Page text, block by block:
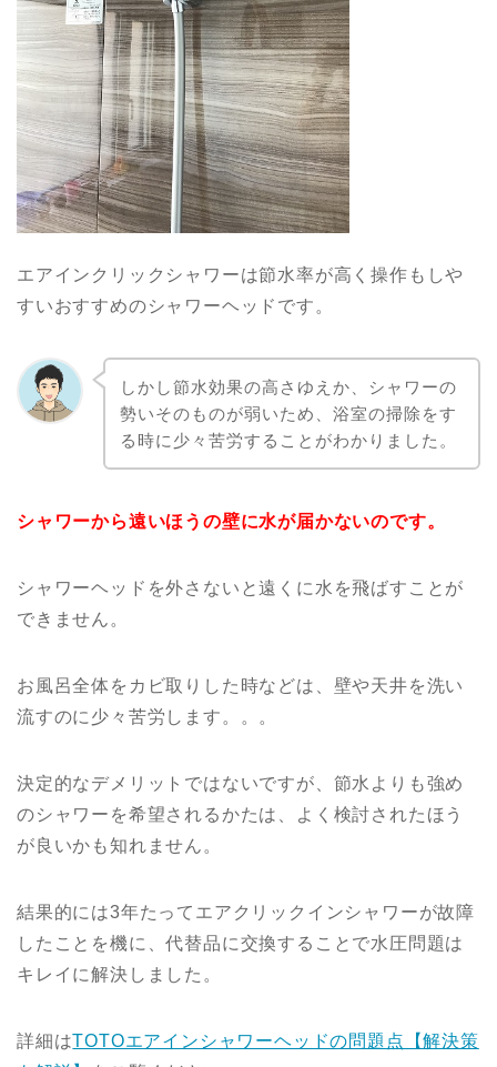
エアインクリックシャワーは節水率が高く操作もしや
すいおすすめのシャワーヘッドです。
しかし節水効果の高さゆえか、シャワーの
勢いそのものが弱いため、浴室の掃除をす
る時に少々苦労することがわかりました。
シャワーから遠いほうの壁に水が届かないのです。
シャワーヘッドを外さないと遠くに水を飛ばすことが
できません。
お風呂全体をカビ取りした時などは、壁や天井を洗い
流すのに少々苦労します。。。
決定的なデメリットではないですが、節水よりも強め
のシャワーを希望されるかたは、よく検討されたほう
が良いかも知れません。
結果的には3年たってエアクリックインシャワーが故障
したことを機に、代替品に交換することで水圧問題は
キレイに解決しました。
詳細はTOTOエアインシャワーヘッドの問題点【解決策